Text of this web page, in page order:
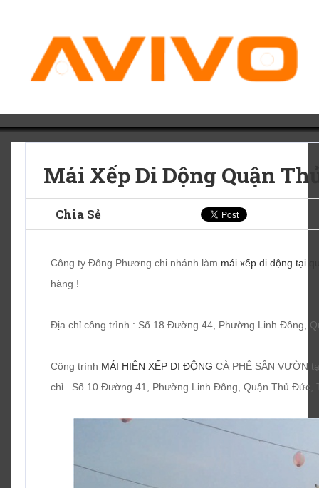
Mái Xếp Di Dộng Quận
Chia Sẻ
Công ty Đông Phương chi nhánh làm mái xếp di dộng tại
hàng !
Địa chỉ công trình : Số 18 Đường 44, Phường Linh Đông,
Công trình MÁI HIÊN XẾP DI ĐỘNG CÀ PHÊ SÂN VƯỜN
chỉ Số 10 Đường 41, Phường Linh Đông, Quận Thủ Đức,